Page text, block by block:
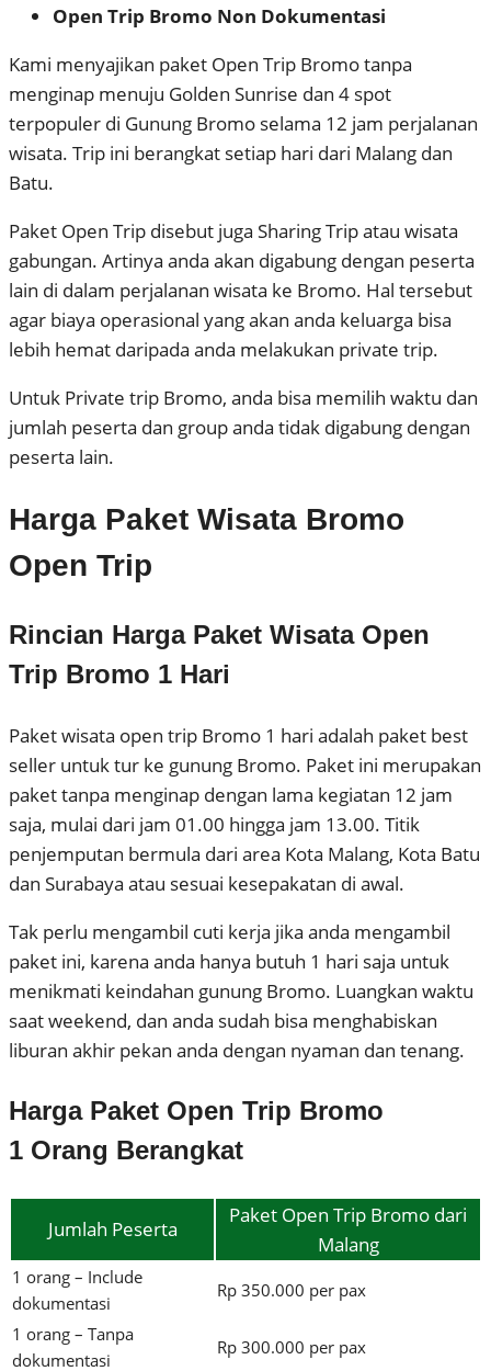
Open Trip Bromo Non Dokumentasi
Kami menyajikan paket Open Trip Bromo tanpa
menginap menuju Golden Sunrise dan 4 spot
terpopuler di Gunung Bromo selama 12 jam perjalanan
wisata. Trip ini berangkat setiap hari dari Malang dan
Batu.
Paket Open Trip disebut juga Sharing Trip atau wisata
gabungan. Artinya anda akan digabung dengan peserta
lain di dalam perjalanan wisata ke Bromo. Hal tersebut
agar biaya operasional yang akan anda keluarga bisa
lebih hemat daripada anda melakukan private trip.
Untuk Private trip Bromo, anda bisa memilih waktu dan
jumlah peserta dan group anda tidak digabung dengan
peserta lain.
Harga Paket Wisata Bromo
Open Trip
Rincian Harga Paket Wisata Open
Trip Bromo 1 Hari
Paket wisata open trip Bromo 1 hari adalah paket best
seller untuk tur ke gunung Bromo. Paket ini merupakan
paket tanpa menginap dengan lama kegiatan 12 jam
saja, mulai dari jam 01.00 hingga jam 13.00. Titik
penjemputan bermula dari area Kota Malang, Kota Batu
dan Surabaya atau sesuai kesepakatan di awal.
Tak perlu mengambil cuti kerja jika anda mengambil
paket ini, karena anda hanya butuh 1 hari saja untuk
menikmati keindahan gunung Bromo. Luangkan waktu
saat weekend, dan anda sudah bisa menghabiskan
liburan akhir pekan anda dengan nyaman dan tenang.
Harga Paket Open Trip Bromo
1 Orang Berangkat
Jumlah Peserta
Paket Open Trip Bromo dari
Malang
1 orang – Include
dokumentasi
Rp 350.000 per pax
1 orang – Tanpa
dokumentasi
Rp 300.000 per pax